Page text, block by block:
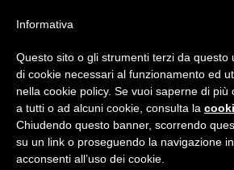
BROWSE TAG
la donna
Contro ogni
donna abitata” di
Belli
Informativa
Questo sito o gli strumenti terzi da questo
di cookie necessari al funzionamento ed
nella cookie policy. Se vuoi saperne di più
a tutti o ad alcuni cookie, consulta la
Chiudendo questo banner, scorrendo
su un link o proseguendo la navigazione
acconsenti all’uso dei cookie.